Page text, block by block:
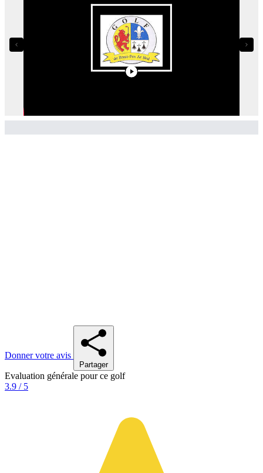
Donner votre avis
Partager
Evaluation générale pour ce golf
3.9 / 5